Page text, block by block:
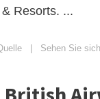
Resorts. ...
| Sehen Sie